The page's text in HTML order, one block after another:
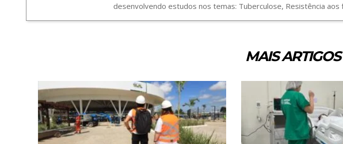
desenvolvendo estudos nos temas: Tuberculose, Resistência
MAIS